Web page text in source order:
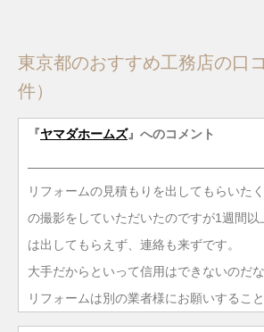
東京都のおすすめ工務店の口
件）
『ヤマダホームズ』へのコメント
リフォームの見積もりを出してもらいた
の撮影をしていただいたのですが1週間以
は出してもらえず、連絡も来ずです。
大手だからといって信用はできないのだ
リフォームは別の業者様にお願いすること